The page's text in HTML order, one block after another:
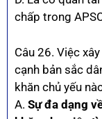
chấp trong
Câu 26. Việc
cạnh bản sắc
khăn chủ yếu
A. Sự đa dạng